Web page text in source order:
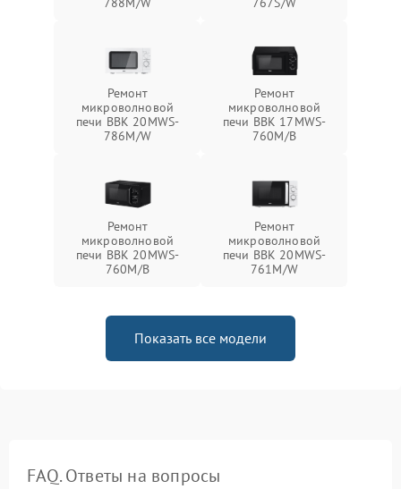
Ремонт
микроволновой
печи BBK 20MWS-
786M/W
Ремонт
микроволновой
печи BBK 17MWS-
760M/B
Ремонт
микроволновой
печи BBK 20MWS-
760M/B
Ремонт
микроволновой
печи BBK 20MWS-
761M/W
Показать все модели
FAQ. Ответы на вопросы